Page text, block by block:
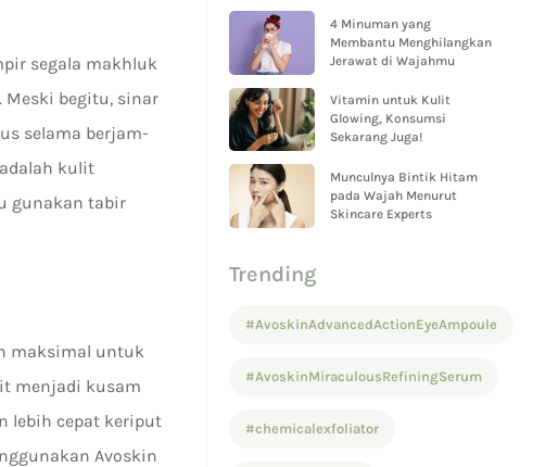
segala makhluk
begitu, sinar
selama berjam-
kulit
gunakan tabir
maksimal untuk
menjadi kusam
lebih cepat keriput
Avoskin
4 Minuman yang
Membantu Menghilangkan
Jerawat di Wajahmu
Vitamin untuk Kulit
Glowing, Konsumsi
Sekarang Juga!
Munculnya Bintik Hitam
pada Wajah Menurut
Skincare Experts
Trending
#AvoskinAdvancedActionEyeAmpoule
#AvoskinMiraculousRefiningSerum
#chemicalexfoliator